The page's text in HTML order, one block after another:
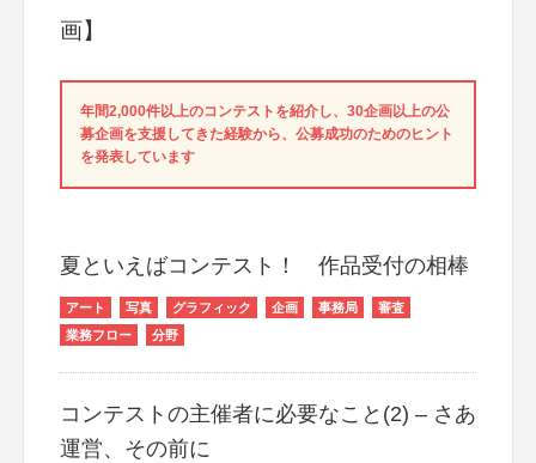
画】
年間2,000件以上のコンテストを紹介し、30企画以上の公
募企画を支援してきた経験から、公募成功のためのヒント
を発表しています
夏といえばコンテスト！ 作品受付の相棒
アート 写真 グラフィック 企画 事務局
審査
業務フロー
分野
コンテストの主催者に必要なこと(2) – さあ
運営、その前に